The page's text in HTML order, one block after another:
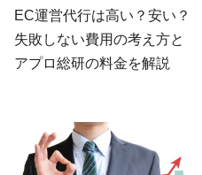
EC運営代行は高い？安い？
失敗しない費用の考え方と
アプロ総研の料金を解説